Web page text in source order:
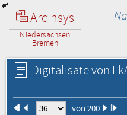
Arcinsys
Niedersachsen
Bremen
Digitalisate von
von 200